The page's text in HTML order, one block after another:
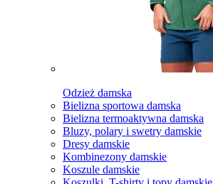
Odzież damska
Bielizna sportowa damska
Bielizna termoaktywna damska
Bluzy, polary i swetry damskie
Dresy damskie
Kombinezony damskie
Koszule damskie